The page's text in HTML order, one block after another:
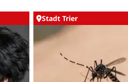
Stadt Trier